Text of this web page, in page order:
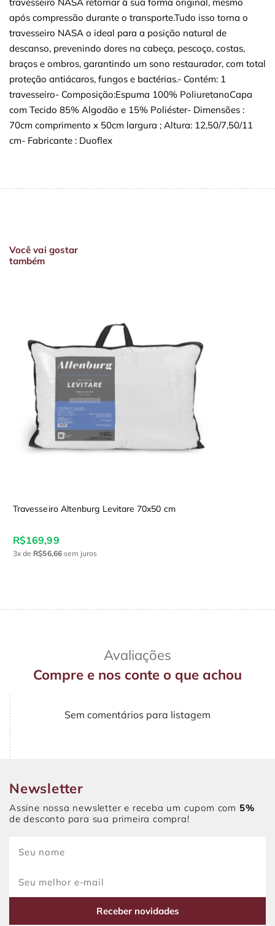
após compressão durante o transporte.Tudo isso torna o
travesseiro NASA o ideal para a posição natural de
descanso, prevenindo dores na cabeça, pescoço, costas,
braços e ombros, garantindo um sono restaurador, com total
proteção antiácaros, fungos e bactérias.- Contém: 1
travesseiro- Composição:Espuma 100% PoliuretanoCapa
com Tecido 85% Algodão e 15% Poliéster- Dimensões :
70cm comprimento x 50cm largura ; Altura: 12,50/7,50/11
cm- Fabricante : Duoflex
Você vai gostar
também
Travesseiro Altenburg Levitare 70x50 cm
R$169,99
3x de R$56,66sem juros
Avaliações
Compre e nos conte o que achou
Sem comentários para listagem
Newsletter
Assine nossa newsletter e receba um cupom com 5%
de desconto para sua primeira compra!
Receber novidades